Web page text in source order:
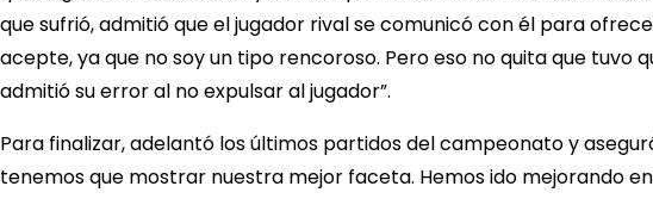
que sufrió, admitió que el jugador rival se comunicó con él para
acepte, ya que no soy un tipo rencoroso. Pero eso no quita que
admitió su error al no expulsar al jugador”.
Para finalizar, adelantó los últimos partidos del campeonato y
tenemos que mostrar nuestra mejor faceta. Hemos ido mejorando